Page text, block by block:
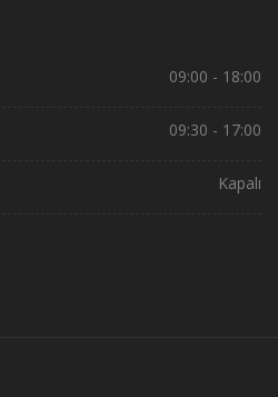
09:00 - 18:00
09:30 - 17:00
Kapalı